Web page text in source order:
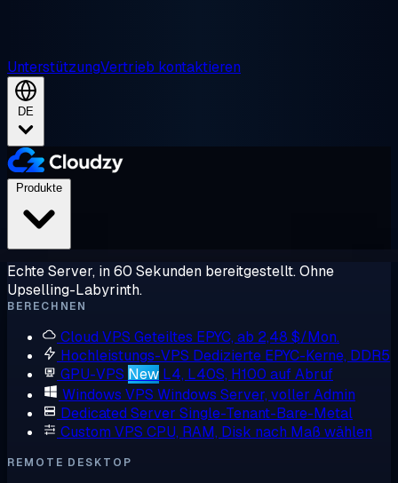
UnterstützungVertrieb kontaktieren
DE
Echte Server, in 60 Sekunden bereitgestellt. Ohne
Upselling-Labyrinth.
BERECHNEN
Cloud VPS Geteiltes EPYC, ab 2,48 $/Mon.
Hochleistungs-VPS Dedizierte EPYC-Kerne, DDR5
GPU-VPS New L4, L40S, H100 auf Abruf
Windows VPS Windows Server, voller Admin
Dedicated Server Single-Tenant-Bare-Metal
Custom VPS CPU, RAM, Disk nach Maß wählen
REMOTE DESKTOP